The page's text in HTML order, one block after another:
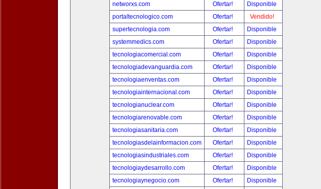
networxs.com
Ofertar!
Disponible
portaltecnologico.com
Ofertar!
Vendido!
supertecnologia.com
Ofertar!
Disponible
systemmedics.com
Ofertar!
Disponible
tecnologiacomercial.com
Ofertar!
Disponible
tecnologiadevanguardia.com
Ofertar!
Disponible
tecnologiaenventas.com
Ofertar!
Disponible
tecnologiainternacional.com
Ofertar!
Disponible
tecnologianuclear.com
Ofertar!
Disponible
tecnologiarenovable.com
Ofertar!
Disponible
tecnologiasanitaria.com
Ofertar!
Disponible
tecnologiasdelainformacion.com
Ofertar!
Disponible
tecnologiasindustriales.com
Ofertar!
Disponible
tecnologiaydesarrollo.com
Ofertar!
Disponible
tecnologiaynegocio.com
Ofertar!
Disponible